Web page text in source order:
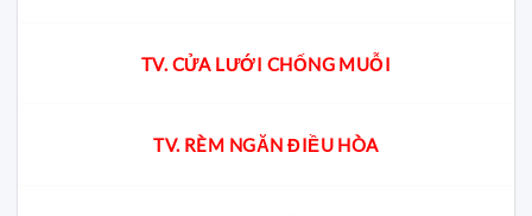
TV. CỬA LƯỚI CHỐNG MUỖI
TV. RÈM NGĂN ĐIỀU HÒA